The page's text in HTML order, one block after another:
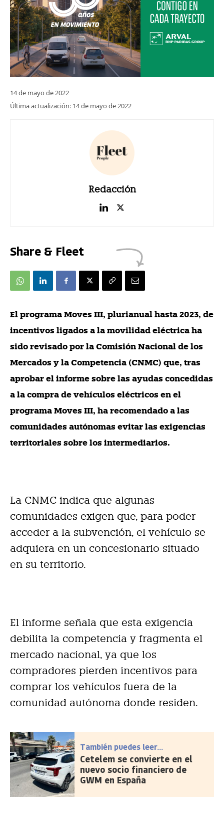
14 de mayo de 2022
Última actualización: 14 de mayo de 2022
Redacción
Share & Fleet
El programa Moves III, plurianual hasta 2023, de
incentivos ligados a la movilidad eléctrica ha
sido revisado por la Comisión Nacional de los
Mercados y la Competencia (CNMC) que, tras
aprobar el informe sobre las ayudas concedidas
a la compra de vehículos eléctricos en el
programa Moves III, ha recomendado a las
comunidades autónomas evitar las exigencias
territoriales sobre los intermediarios.
La CNMC indica que algunas
comunidades exigen que, para poder
acceder a la subvención, el vehículo se
adquiera en un concesionario situado
en su territorio.
El informe señala que esta exigencia
debilita la competencia y fragmenta el
mercado nacional, ya que los
compradores pierden incentivos para
comprar los vehículos fuera de la
comunidad autónoma donde residen.
También puedes leer...
Cetelem se convierte en el
nuevo socio financiero de
GWM en España